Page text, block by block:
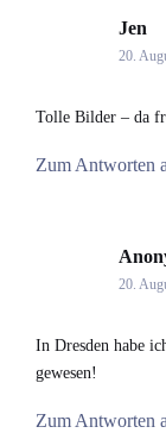
Jen
20.
Tolle Bilder – da
Zum Antworten
20.
In Dresden habe
gewesen!
Zum Antworten